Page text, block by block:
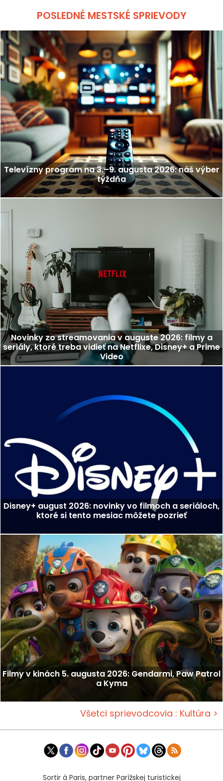
POSLEDNÉ MESTSKÉ SPRIEVODY
Televízny program na 3.–9. augusta 2026: náš výber
týždňa
Novinky zo streamovania v auguste 2026: filmy a
seriály, ktoré treba vidieť na Netflixe, Disney+ a Prime
Video
Disney+ august 2026: novinky vo filmoch a seriáloch,
ktoré si tento mesiac môžete pozrieť
Filmy v kinách 5. augusta 2026: Gendarmi, Paw Patrol
a Kyma
Všetci sprievodcovia : Kultúra >
Sortir à Paris, partner Parížskej turistickej